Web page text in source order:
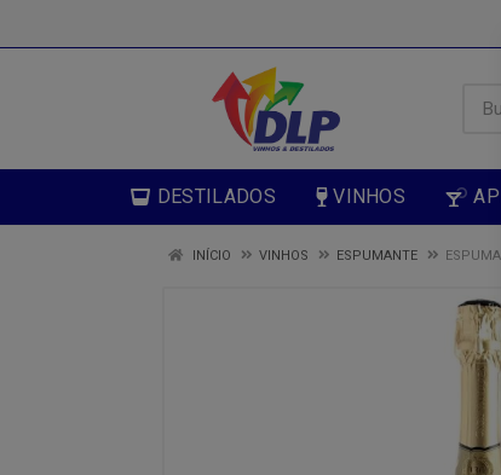
DESTILADOS VINHOS
INÍCIO VINHOS ESPUMANTE